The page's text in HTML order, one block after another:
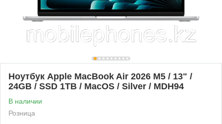
Ноутбук Apple MacBook Air 2026 M5 / 13" /
24GB / SSD 1TB / MacOS / Silver / MDH94
В наличии
Розница